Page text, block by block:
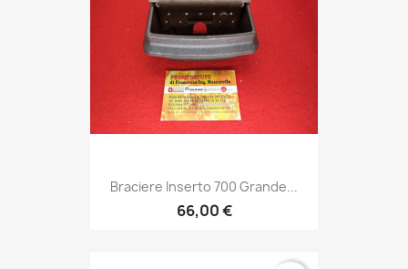
Braciere Inserto 700 Grande...
66,00 €